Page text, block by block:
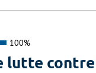
100%
lutte